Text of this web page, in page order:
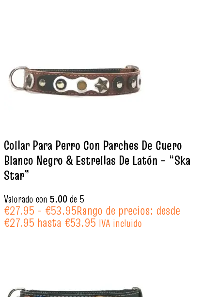
Collar Para Perro Con Parches De Cuero
Blanco Negro & Estrellas De Latón – “Ska
Star”
Valorado con 5.00de 5
€27.95 - €53.95Rango de precios: desde
€27.95 hasta €53.95 IVA incluido